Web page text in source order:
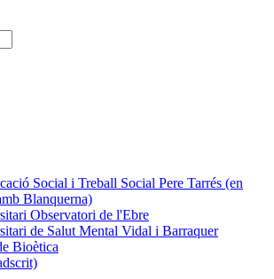
Social i Treball Social Pere Tarrés (en
Blanquerna)
Observatori de l'Ebre
de Salut Mental Vidal i Barraquer
Bioètica